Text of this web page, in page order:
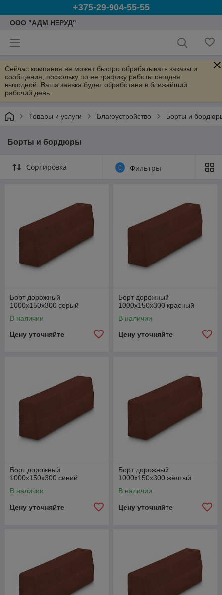
+375-29-904-55-55
ООО "АДМ НЕРУД"
Сейчас компания не может быстро обрабатывать заказы и
сообщения, поскольку по ее графику работы сегодня
выходной. Ваша заявка будет обработана в ближайший
рабочий день.
Товары и услуги Благоустройство Борты и
Борты и бордюры
Сортировка 0 Фильтры
Борт дорожный
1000х150х300 серый
В наличии
Цену уточняйте
Борт дорожный
1000х150х300 красный
В наличии
Цену уточняйте
Борт дорожный
1000х150х300 синий
В наличии
Цену уточняйте
Борт дорожный
1000х150х300 жёлтый
В наличии
Цену уточняйте